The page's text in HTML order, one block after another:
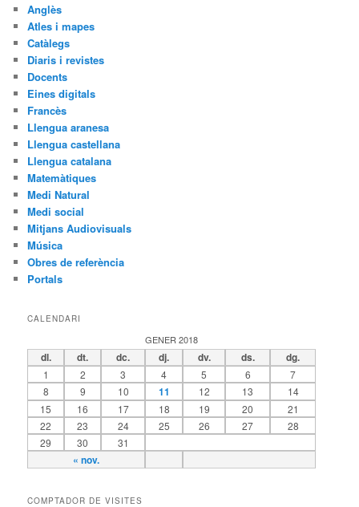
Anglès
Atles i mapes
Catàlegs
Diaris i revistes
Docents
Eines digitals
Francès
Llengua aranesa
Llengua castellana
Llengua catalana
Matemàtiques
Medi Natural
Medi social
Mitjans Audiovisuals
Música
Obres de referència
Portals
CALENDARI
GENER 2018
dl. dt. dc. dj. dv. ds. dg.
« nov.
1 2 3 4 5 6
7
8
9 10 11 12 13
14
15
16 17 18 19 20
21
22
23 24 25 26 27
28
29
30 31
COMPTADOR DE VISITES